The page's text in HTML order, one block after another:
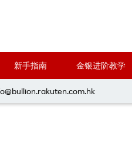
新手指南 金银进阶教学
每周黃